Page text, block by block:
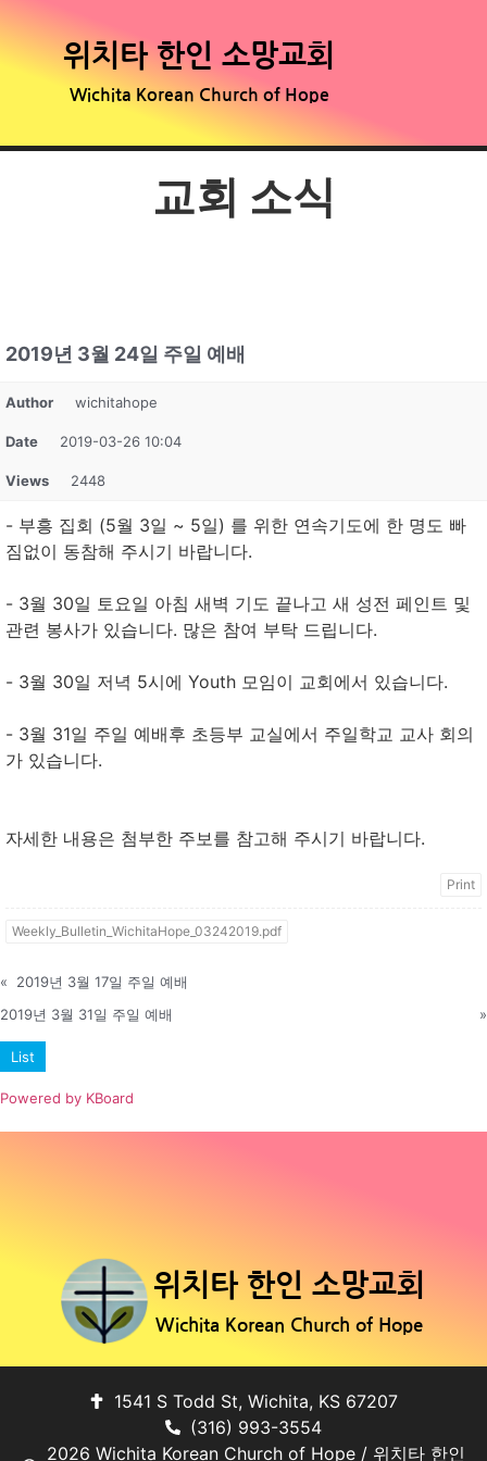
위치타 한인 소망교회
Wichita Korean Church of Hope
교회 소식
2019년 3월 24일 주일 예배
Author wichitahope
Date 2019-03-26 10:04
Views 2448
- 부흥 집회 (5월 3일 ~ 5일) 를 위한 연속기도에 한 명도 빠
짐없이 동참해 주시기 바랍니다.
- 3월 30일 토요일 아침 새벽 기도 끝나고 새 성전 페인트 및
관련 봉사가 있습니다. 많은 참여 부탁 드립니다.
- 3월 30일 저녁 5시에 Youth 모임이 교회에서 있습니다.
- 3월 31일 주일 예배후 초등부 교실에서 주일학교 교사 회의
가 있습니다.
자세한 내용은 첨부한 주보를 참고해 주시기 바랍니다.
Print
Weekly_Bulletin_WichitaHope_03242019.pdf
«
2019년 3월 17일 주일 예배
2019년 3월 31일 주일 예배
»
List
Powered by KBoard
위치타 한인 소망교회
Wichita Korean Church of Hope
1541 S Todd St, Wichita, KS 67207
(316) 993-3554
2026 Wichita Korean Church of Hope / 위치타 한인